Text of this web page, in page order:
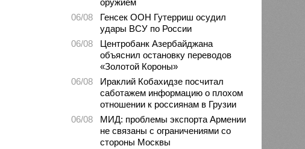
06/08
Генсек ООН Гутерриш осудил
удары ВСУ по России
06/08
Центробанк Азербайджана
объяснил остановку переводов
«Золотой Короны»
06/08
Ираклий Кобахидзе посчитал
саботажем информацию о плохом
отношении к россиянам в Грузии
06/08
МИД: проблемы экспорта Армении
не связаны с ограничениями со
стороны Москвы